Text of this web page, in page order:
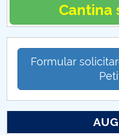
Cantina
Formular